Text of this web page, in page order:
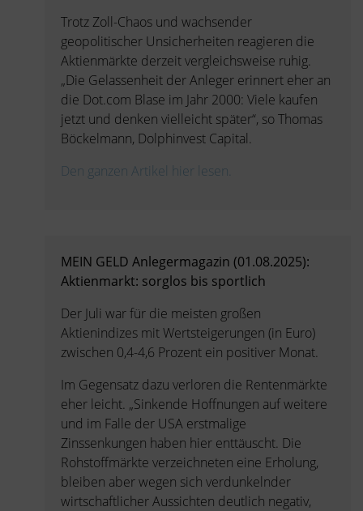
Trotz Zoll-Chaos und wachsender
geopolitischer Unsicherheiten reagieren die
Aktienmärkte derzeit vergleichsweise ruhig.
„Die Gelassenheit der Anleger erinnert eher an
die Dot.com Blase im Jahr 2000: Viele kaufen
jetzt und denken vielleicht später“, so Thomas
Böckelmann, Dolphinvest Capital.
Den ganzen Artikel hier lesen.
MEIN GELD Anlegermagazin (01.08.2025):
Aktienmarkt: sorglos bis sportlich
Der Juli war für die meisten großen
Aktienindizes mit Wertsteigerungen (in Euro)
zwischen 0,4-4,6 Prozent ein positiver Monat.
Im Gegensatz dazu verloren die Rentenmärkte
eher leicht. „Sinkende Hoffnungen auf weitere
und im Falle der USA erstmalige
Zinssenkungen haben hier enttäuscht. Die
Rohstoffmärkte verzeichneten eine Erholung,
bleiben aber wegen sich verdunkelnder
wirtschaftlicher Aussichten deutlich negativ,